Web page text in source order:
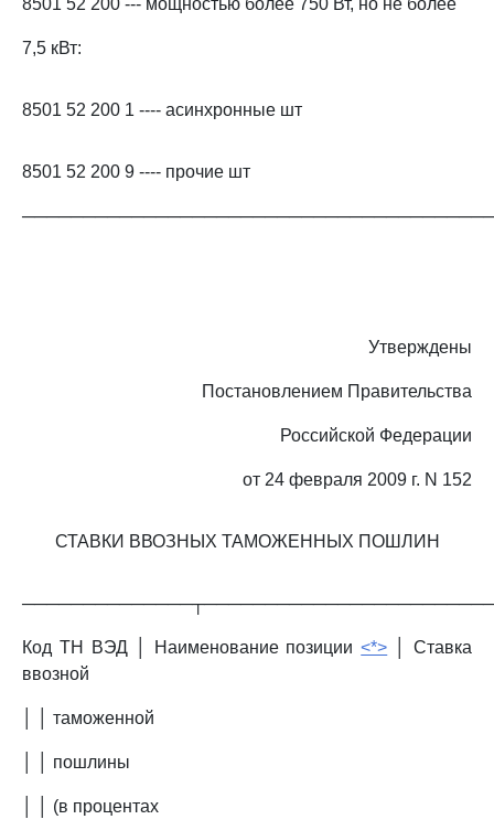
8501 52 200 --- мощностью более 750 Вт, но не более
7,5 кВт:
8501 52 200 1 ---- асинхронные шт
8501 52 200 9 ---- прочие шт
Утверждены
Постановлением Правительства
Российской Федерации
от 24 февраля 2009 г. N 152
СТАВКИ ВВОЗНЫХ ТАМОЖЕННЫХ ПОШЛИН
Код ТН ВЭД │ Наименование позиции<*> │ Ставка
ввозной
│ │ таможенной
│ │ пошлины
│ │ (в процентах